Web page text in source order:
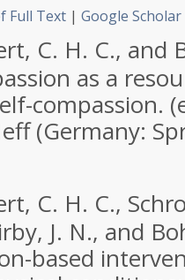
Full Text | Google Scholar
C. H. C., and
as a
compassion.
(Germany:
C. H. C.,
J. N., and
based